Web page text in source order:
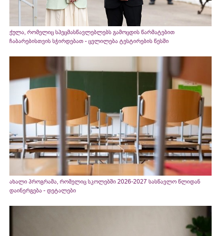
ქულა, რომელიც სპეცმასწავლებლებს გამოცდის წარმატებით
ჩაბარებისთვის სჭირდებათ - ცვლილება ტესტირების წესში
ახალი პროგრამა, რომელიც სკოლებში 2026-2027 სასწავლო წლიდან
დაინერგება - დეტალები